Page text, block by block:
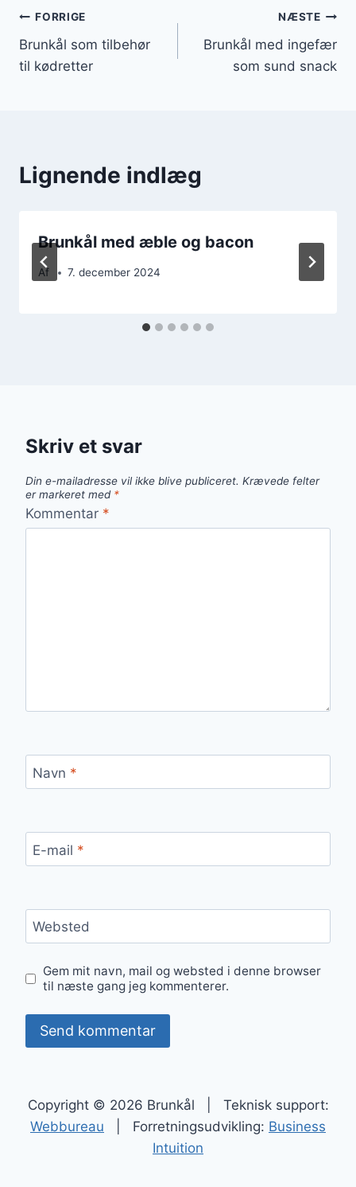
Indlægsnavigation
FORRIGE
Brunkål som tilbehør
til kødretter
NÆSTE
Brunkål med ingefær
som sund snack
Lignende indlæg
Brunkål med æble og bacon
Af 7. december 2024
Skriv et svar
Din e-mailadresse vil ikke blive publiceret. Krævede felter
er markeret med *
Kommentar *
Navn *
E-mail *
Websted
Gem mit navn, mail og websted i denne browser
til næste gang jeg kommenterer.
Copyright © 2026 Brunkål | Teknisk support:
Webbureau | Forretningsudvikling: Business
Intuition